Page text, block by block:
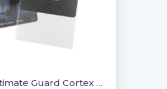
Obal Ultimate Guard Cortex Sleeves Standard Size 100ks - MATTE Transparent